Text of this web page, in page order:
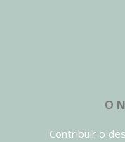
O
Contribuir o